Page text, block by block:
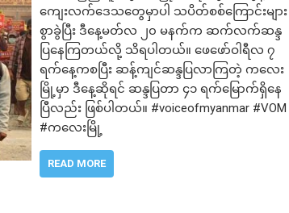
ကျေးလက်ဒေသတွေမှာပါ သပိတ်စစ်ကြောင်းများ
စွာခွဲပြီး ဒီနေ့မတ်လ ၂၀ မနက်က ဆက်လက်ဆန္ဒ
ပြနေကြတယ်လို့ သိရပါတယ်။ ဖေဖော်ဝါရီလ ၇
ရက်နေ့ကစပြီး ဆန့်ကျင်ဆန္ဒပြလာကြတဲ့ ကလေး
မြို့မှာ ဒီနေ့ဆိုရင် ဆန္ဒပြတာ ၄၁ ရက်မြောက်ရှိနေ
ပြီလည်း ဖြစ်ပါတယ်။ #voiceofmyanmar #VOM
#ကလေးမြို့
READ MORE